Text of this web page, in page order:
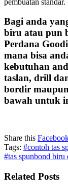
Bagi anda
biru atau pun
Perdana
mana bisa
kebutuhan
taslan, drill
bordir
bawah untuk
Share this
Tags: #contoh tas
#tas spunbond biru
Related Posts